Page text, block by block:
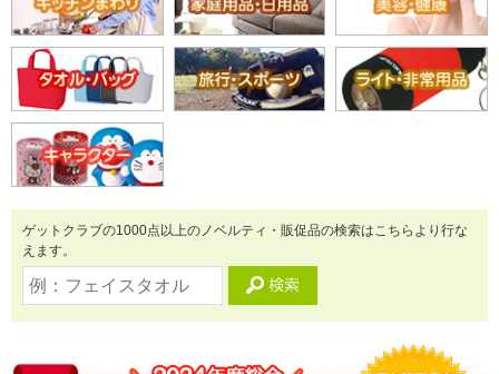
ゲットクラブの1000点以上のノベルティ・販促品の検索はこちらより行な
えます。